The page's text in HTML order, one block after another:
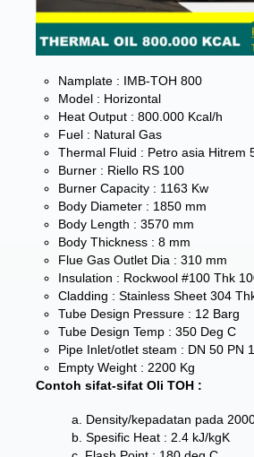
Namplate : IMB-TOH 800
Model : Horizontal
Heat Output : 800.000 Kcal/h
Fuel : Natural Gas
Thermal Fluid : Petro asia Hitrem
Burner : Riello RS 100
Burner Capacity : 1163 Kw
Body Diameter : 1850 mm
Body Length : 3570 mm
Body Thickness : 8 mm
Flue Gas Outlet Dia : 310 mm
Insulation : Rockwool #100 Thk
Cladding : Stainless Sheet 304
Tube Design Pressure : 12 Barg
Tube Design Temp : 350 Deg C
Pipe Inlet/otlet steam : DN 50 PN
Empty Weight : 2200 Kg
Contoh sifat-sifat Oli TOH :
a. Density/kepadatan pada
b. Spesific Heat : 2.4 kJ/kgK